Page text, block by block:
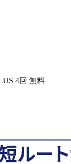
4回 無料